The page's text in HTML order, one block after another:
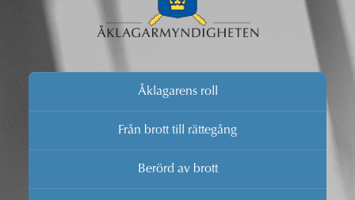
Åklagarens roll
Från brott till rättegång
Berörd av brott